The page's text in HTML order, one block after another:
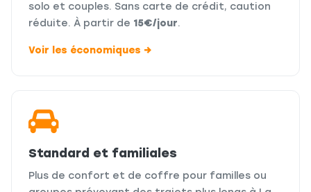
solo et couples. Sans carte de crédit, caution
réduite. À partir de 15€/jour.
Voir les économiques →
Standard et familiales
Plus de confort et de coffre pour familles ou